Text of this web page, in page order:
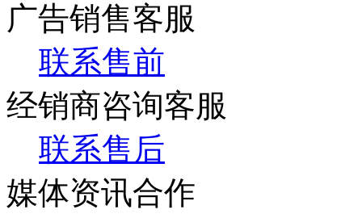
广告销售客服
联系售前
经销商咨询客服
联系售后
媒体资讯合作